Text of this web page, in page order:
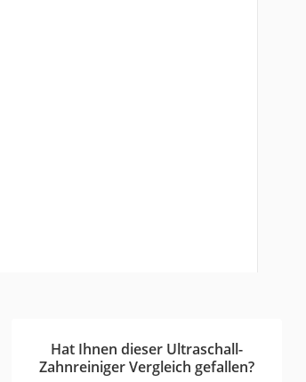
Hat Ihnen dieser Ultraschall-
Zahnreiniger Vergleich gefallen?